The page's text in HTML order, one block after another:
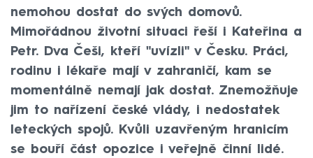
nemohou dostat do svých domovů.
Mimořádnou životní situaci řeší i Kateřina a
Petr. Dva Češi, kteří "uvízli" v Česku. Práci,
rodinu i lékaře mají v zahraničí, kam se
momentálně nemají jak dostat. Znemožňuje
jim to nařízení české vlády, i nedostatek
leteckých spojů. Kvůli uzavřeným hranicím
se bouří část opozice i veřejně činní lidé.